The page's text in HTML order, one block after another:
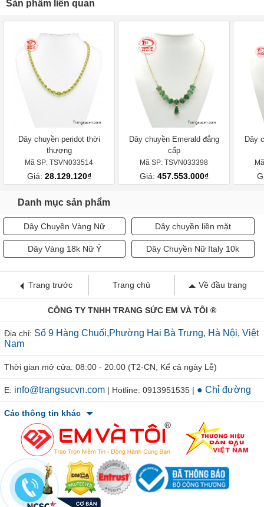
Sản phẩm liên quan
Dây chuyền peridot thời
thượng
Mã SP: TSVN033514
Giá: 28.129.120₫
Dây chuyền Emerald đẳng
cấp
Mã SP: TSVN033398
Giá: 457.553.000₫
Dây
Danh mục sản phẩm
Dây Chuyền Vàng Nữ Dây chuyền liền mặt
Dây Vàng 18k Nữ Ý Dây Chuyền Nữ Italy 10k
Trang trước Trang chủ Về đầu trang
CÔNG TY TNHH TRANG SỨC EM VÀ TÔI ®
Địa chỉ: Số 9 Hàng Chuối,Phường Hai Bà Trưng, Hà Nội, Việt
Nam
Thời gian mở cửa: 08:00 - 20:00 (T2-CN, Kể cả ngày Lễ)
E: info@trangsucvn.com | Hotline: 0913951535 | ● Chỉ đường
Các thông tin khác